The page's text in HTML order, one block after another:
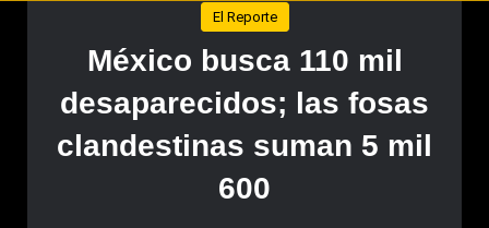
El Reporte
México busca 110 mil
desaparecidos; las fosas
clandestinas suman 5 mil
600